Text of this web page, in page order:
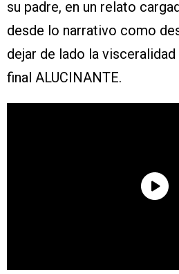
su padre, en un relato
desde lo narrativo como
dejar de lado la
final ALUCINANTE.